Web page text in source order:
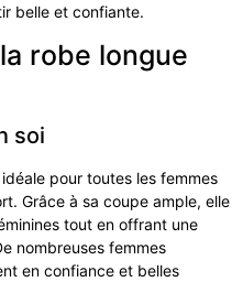
belle et confiante.
robe longue
soi
pour toutes les femmes
Grâce à sa coupe ample, elle
tout en offrant une
nombreuses femmes
en confiance et belles